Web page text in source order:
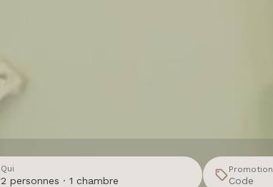
Qui
2 personnes · 1 chambre
Promotion